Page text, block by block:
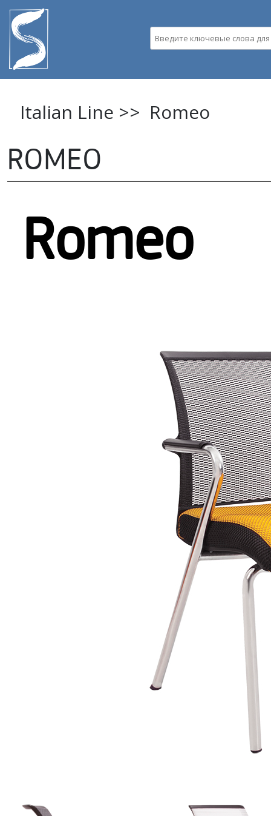
Italian Line >> Romeo
ROMEO
Romeo